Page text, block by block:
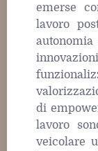
emerse
lavoro
di
lavoro
veicolare